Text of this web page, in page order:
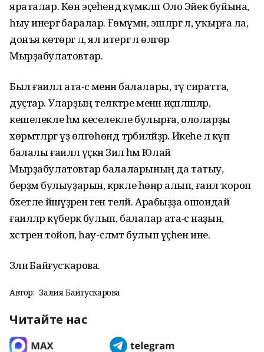
яраталар. Көн эҫеһендә күмәкләп Оло Эйек буйына,
һыу инергә баралар. Ғөмүмән, эшләргә лә, уҡырға ла,
донъя көтөргә лә, ял итергә лә өлгөрә
Мырҙабулатовтар.
Был ғаиләлә ата-әсә менән балалары, тәү сиратта,
дуҫтар. Уларҙың теләктәре менән иҫәпләшәләр,
кешелекле һәм кеселекле булырға, ололарҙы
хөрмәтләргә үҙ өлгөһөндә тәрбиәләйҙәр. Икеһе лә күп
балалы ғаиләлә үҫкән Зилә һәм Юлай
Мырҙабулатовтар балаларының да татыу,
берҙәм булыуҙарын, кәрәкле һөнәр алып, ғаилә ҡороп
бәхетле йәшәүҙәрен генә теләй. Арабыҙҙа ошондай
ғаиләләр күберәк булып, балалар ата-әсә наҙын,
хәстәрен тойоп, һау-сәләмәт булып үҫһен ине.
Зәлиә Байғусҡарова.
Автор: Залия Байгускарова
Читайте нас